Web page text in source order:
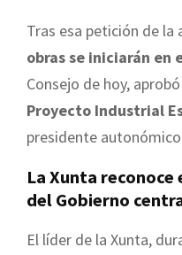
Tras esa petición de
obras se iniciarán en
Consejo de hoy,
Proyecto Industrial
presidente
La Xunta
del Gobierno
El líder de la Xunta,